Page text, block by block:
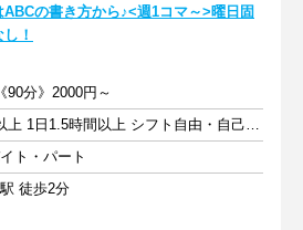
ABCの書き方から♪<週1コマ～>曜日固
！
90分》2000円～
週1日以上 1日1.5時間以上 シフト自由・自己申告
ト・パート
徒歩2分